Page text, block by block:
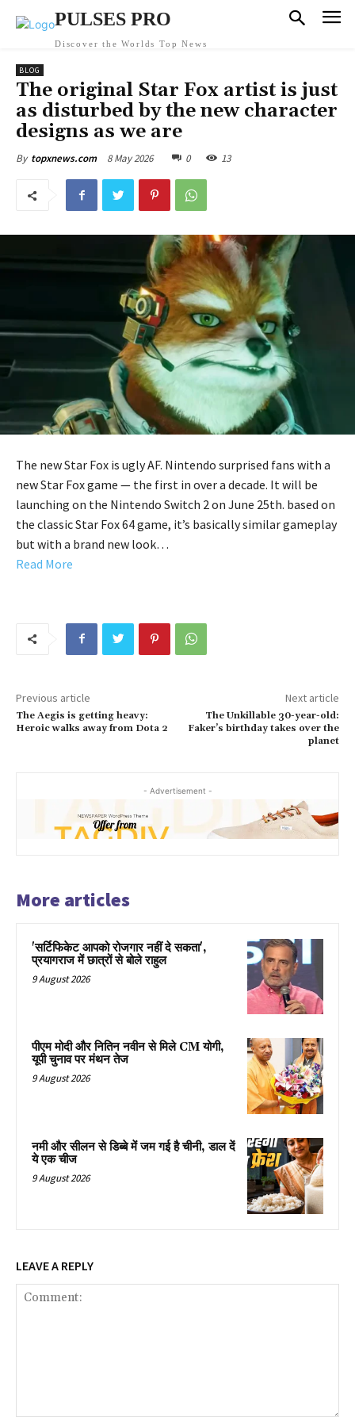
PULSES PRO
Discover the Worlds Top News
BLOG
The original Star Fox artist is just
as disturbed by the new character
designs as we are
By topxnews.com 8 May 2026 0 13
The new Star Fox is ugly AF. Nintendo surprised fans with a
new Star Fox game — the first in over a decade. It will be
launching on the Nintendo Switch 2 on June 25th. based on
the classic Star Fox 64 game, it’s basically similar gameplay
but with a brand new look…
Read More
Previous article
The Aegis is getting heavy:
Heroic walks away from Dota 2
Next article
The Unkillable 30-year-old:
Faker’s birthday takes over the
planet
- Advertisement -
More articles
'सर्टिफिकेट आपको रोजगार नहीं दे सकता',
प्रयागराज में छात्रों से बोले राहुल
9 August 2026
पीएम मोदी और नितिन नवीन से मिले CM योगी,
यूपी चुनाव पर मंथन तेज
9 August 2026
नमी और सीलन से डिब्बे में जम गई है चीनी, डाल दें
ये एक चीज
9 August 2026
LEAVE A REPLY